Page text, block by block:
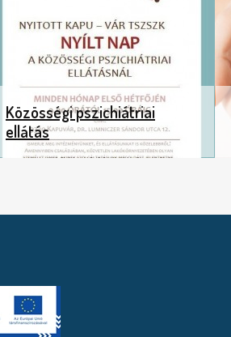
Közösségi pszichiátriai
ellátás